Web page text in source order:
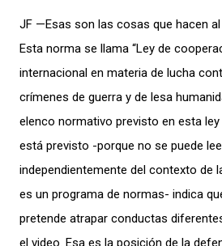
JF —Esas son las cosas que hacen
Esta norma se llama “Ley de
internacional en materia de lucha
crímenes de guerra y de lesa
elenco normativo previsto en esta
está previsto -porque no se puede
independientemente del contexto de
es un programa de normas- indica
pretende atrapar conductas
el video. Esa es la posición de la